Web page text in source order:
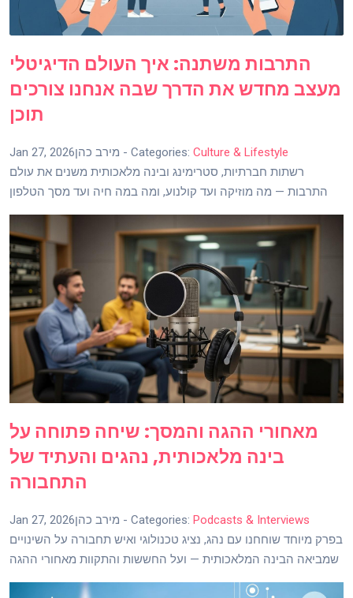
התרבות משתנה: איך העולם הדיגיטלי
מעצב מחדש את הדרך שבה אנחנו צורכים
תוכן
Jan 27, 2026מירב כהן - Categories: Culture & Lifestyle
רשתות חברתיות, סטרימינג ובינה מלאכותית משנים את עולם
התרבות — מה מוזיקה ועד קולנוע, ומה במה חיה ועד מסך הטלפון
מאחורי ההגה והמסך: שיחה פתוחה על
בינה מלאכותית, נהגים והעתיד של
התחבורה
Jan 27, 2026מירב כהן - Categories: Podcasts & Interviews
בפרק מיוחד שוחחנו עם נהג, נציג טכנולוגי ואיש תחבורה על השינויים
שמביאה הבינה המלאכותית — ועל החששות והתקוות מאחורי ההגה